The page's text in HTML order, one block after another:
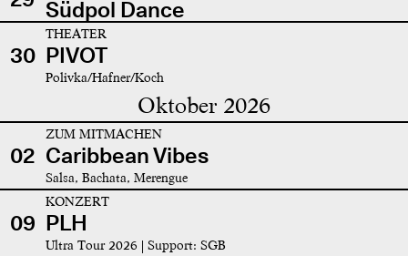
Südpol Dance
30
THEATER
PIVOT
Polivka/Hafner/Koch
Oktober 2026
02
ZUM MITMACHEN
Caribbean Vibes
Salsa, Bachata, Merengue
09
KONZERT
PLH
Ultra Tour 2026 | Support: SGB